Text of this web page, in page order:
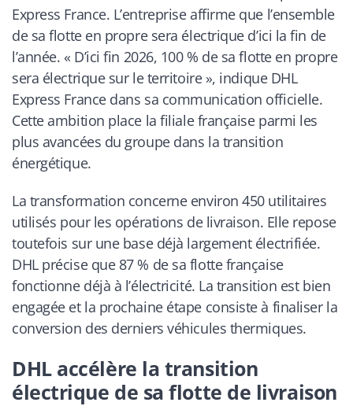
Express France. L’entreprise affirme que l’ensemble
de sa flotte en propre sera électrique d’ici la fin de
l’année. « D’ici fin 2026, 100 % de sa flotte en propre
sera électrique sur le territoire », indique DHL
Express France dans sa communication officielle.
Cette ambition place la filiale française parmi les
plus avancées du groupe dans la transition
énergétique.
La transformation concerne environ 450 utilitaires
utilisés pour les opérations de livraison. Elle repose
toutefois sur une base déjà largement électrifiée.
DHL précise que 87 % de sa flotte française
fonctionne déjà à l’électricité. La transition est bien
engagée et la prochaine étape consiste à finaliser la
conversion des derniers véhicules thermiques.
DHL accélère la transition
électrique de sa flotte de livraison